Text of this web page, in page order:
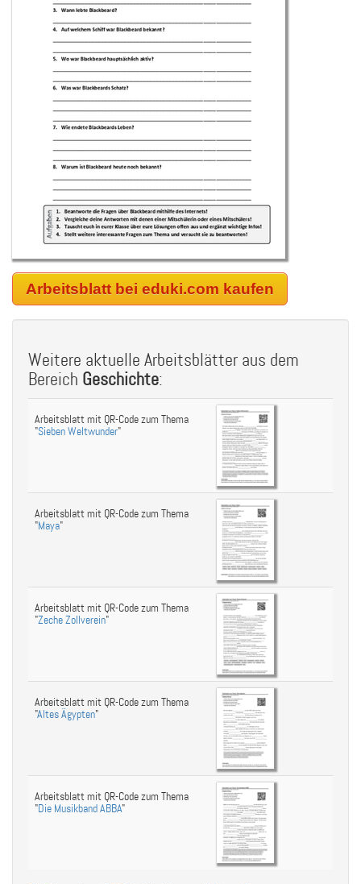
Arbeitsblatt bei eduki.com kaufen
Weitere aktuelle Arbeitsblätter aus dem
Bereich Geschichte:
Arbeitsblatt mit QR-Code zum Thema
"Sieben Weltwunder"
Arbeitsblatt mit QR-Code zum Thema
"Maya"
Arbeitsblatt mit QR-Code zum Thema
"Zeche Zollverein"
Arbeitsblatt mit QR-Code zum Thema
"Altes Ägypten"
Arbeitsblatt mit QR-Code zum Thema
"Die Musikband ABBA"